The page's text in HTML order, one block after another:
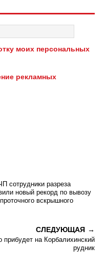
моих персональных
рекламных
сотрудники разреза
новый рекорд по вывозу
вскрышного
СЛЕДУЮЩАЯ
на Корбалихинский
рудник